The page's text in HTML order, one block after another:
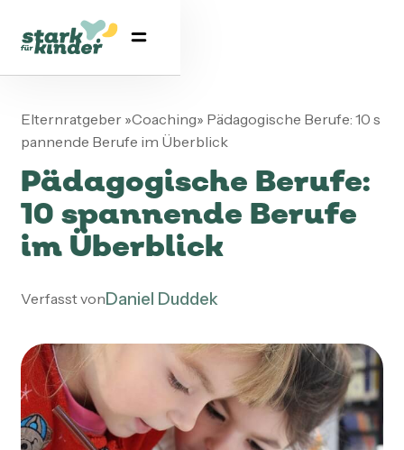
Elternratgeber »Coaching» Pädagogische Berufe: 10 s
pannende Berufe im Überblick
Pädagogische Berufe:
10 spannende Berufe
im Überblick
Verfasst vonDaniel Duddek